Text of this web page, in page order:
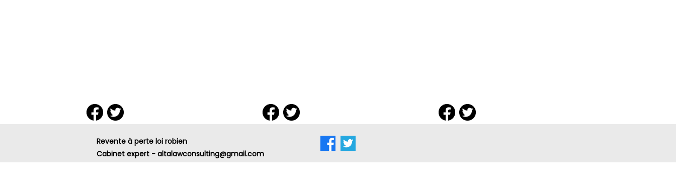
Revente à perte loi robien
Cabinet expert - altalawconsulting@gmail.com